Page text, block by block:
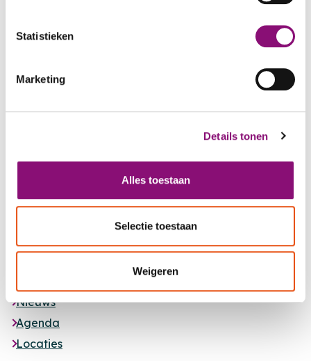
Statistieken
Marketing
Details tonen
Alles toestaan
Selectie toestaan
Weigeren
INFOGRAPHIC SIGNALING
MODERATE ID
VOOR JOU
Nieuws
Agenda
Locaties